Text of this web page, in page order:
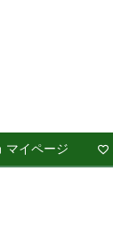
マイページ